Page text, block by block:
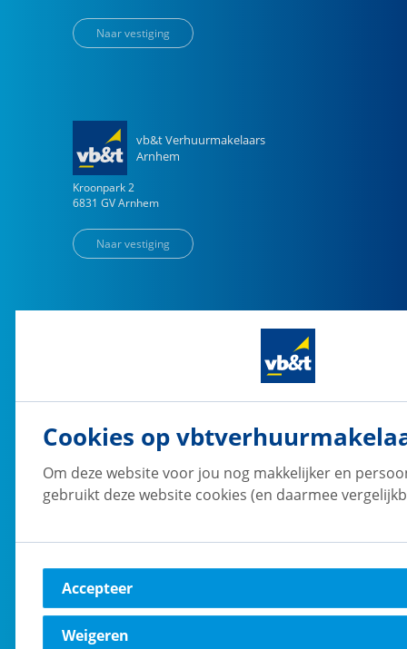
Naar vestiging
vb&t Verhuurmakelaars
Arnhem
Kroonpark 2
6831 GV Arnhem
Naar vestiging
Verbeetenstraat 16
Naar vestiging
Koninginnegracht 60
Cookies op
Om deze website voor jou nog makkelijker en
gebruikt deze website cookies (en daarmee
Accepteer
Weigeren